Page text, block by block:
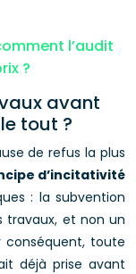
l’audit
?
avant
tout ?
de refus la plus
d’incitativité
: la subvention
travaux, et non un
conséquent, toute
déjà prise avant